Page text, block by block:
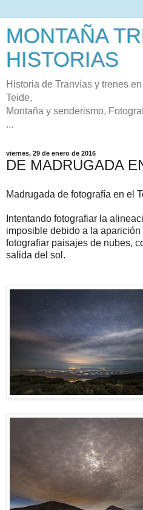
MONTAÑA
HISTORIAS
Historia de Tranvías y trenes
Teide,
Montaña y senderismo,
...
viernes, 29 de enero de 2016
DE MADRUGADA
Madrugada de fotografía en el
Intentando fotografiar la
imposible debido a la
fotografiar paisajes de nubes,
salida del sol.